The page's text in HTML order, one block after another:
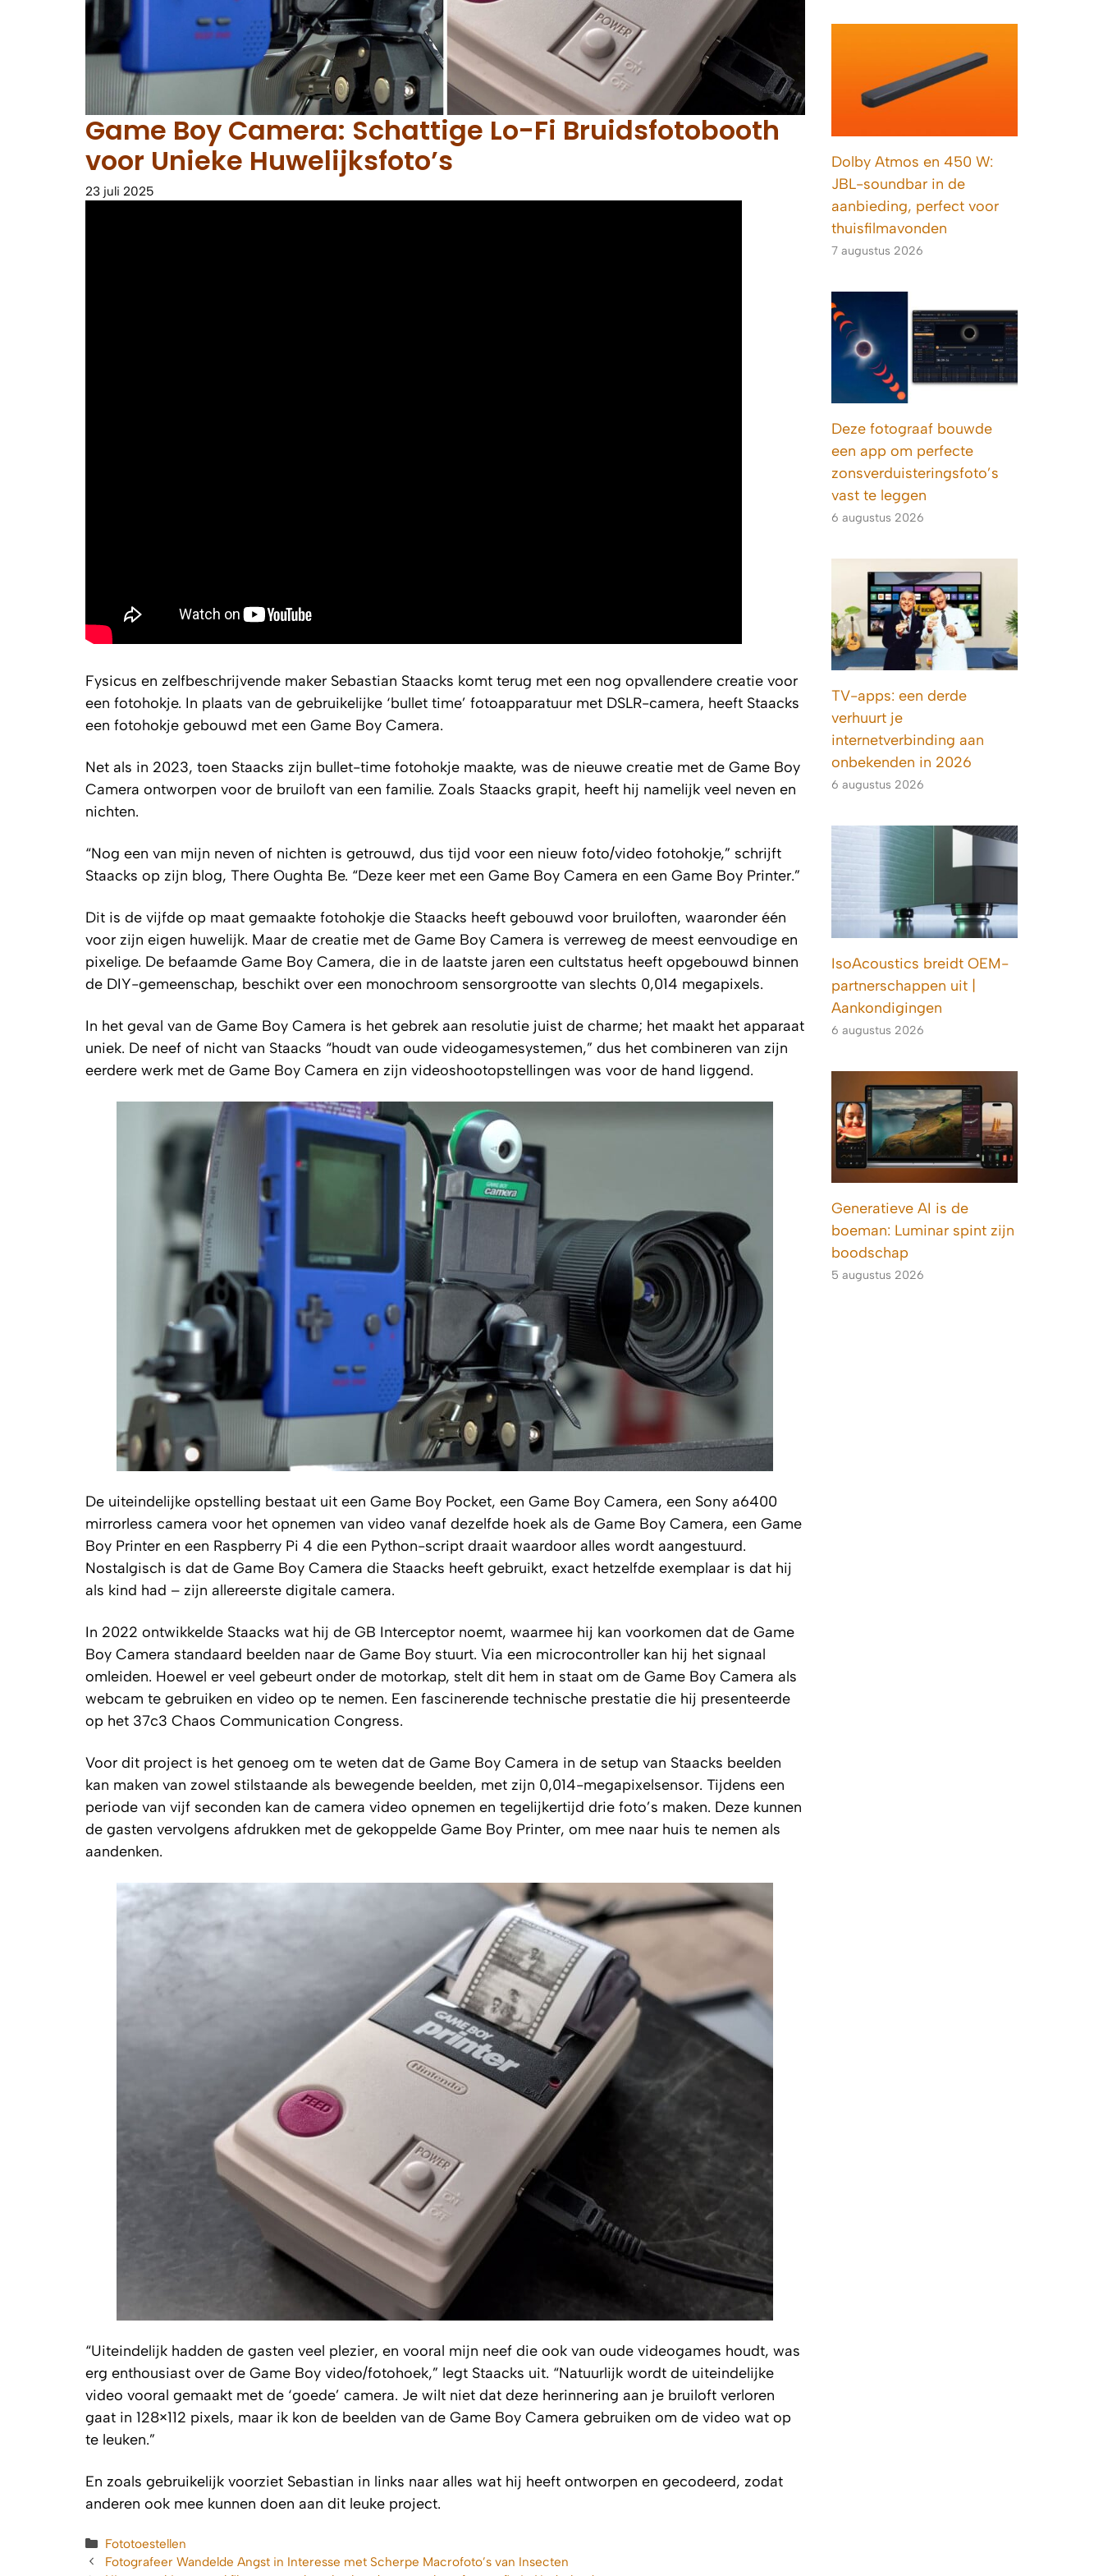
Game Boy Camera: Schattige Lo-Fi Bruidsfotobooth
voor Unieke Huwelijksfoto’s
23 juli 2025
Fysicus en zelfbeschrijvende maker Sebastian Staacks komt terug met een nog opvallendere creatie voor
een fotohokje. In plaats van de gebruikelijke ‘bullet time’ fotoapparatuur met DSLR-camera, heeft Staacks
een fotohokje gebouwd met een Game Boy Camera.
Net als in 2023, toen Staacks zijn bullet-time fotohokje maakte, was de nieuwe creatie met de Game Boy
Camera ontworpen voor de bruiloft van een familie. Zoals Staacks grapit, heeft hij namelijk veel neven en
nichten.
“Nog een van mijn neven of nichten is getrouwd, dus tijd voor een nieuw foto/video fotohokje,” schrijft
Staacks op zijn blog, There Oughta Be. “Deze keer met een Game Boy Camera en een Game Boy Printer.”
Dit is de vijfde op maat gemaakte fotohokje die Staacks heeft gebouwd voor bruiloften, waaronder één
voor zijn eigen huwelijk. Maar de creatie met de Game Boy Camera is verreweg de meest eenvoudige en
pixelige. De befaamde Game Boy Camera, die in de laatste jaren een cultstatus heeft opgebouwd binnen
de DIY-gemeenschap, beschikt over een monochroom sensorgrootte van slechts 0,014 megapixels.
In het geval van de Game Boy Camera is het gebrek aan resolutie juist de charme; het maakt het apparaat
uniek. De neef of nicht van Staacks “houdt van oude videogamesystemen,” dus het combineren van zijn
eerdere werk met de Game Boy Camera en zijn videoshootopstellingen was voor de hand liggend.
De uiteindelijke opstelling bestaat uit een Game Boy Pocket, een Game Boy Camera, een Sony a6400
mirrorless camera voor het opnemen van video vanaf dezelfde hoek als de Game Boy Camera, een Game
Boy Printer en een Raspberry Pi 4 die een Python-script draait waardoor alles wordt aangestuurd.
Nostalgisch is dat de Game Boy Camera die Staacks heeft gebruikt, exact hetzelfde exemplaar is dat hij
als kind had – zijn allereerste digitale camera.
In 2022 ontwikkelde Staacks wat hij de GB Interceptor noemt, waarmee hij kan voorkomen dat de Game
Boy Camera standaard beelden naar de Game Boy stuurt. Via een microcontroller kan hij het signaal
omleiden. Hoewel er veel gebeurt onder de motorkap, stelt dit hem in staat om de Game Boy Camera als
webcam te gebruiken en video op te nemen. Een fascinerende technische prestatie die hij presenteerde
op het 37c3 Chaos Communication Congress.
Voor dit project is het genoeg om te weten dat de Game Boy Camera in de setup van Staacks beelden
kan maken van zowel stilstaande als bewegende beelden, met zijn 0,014-megapixelsensor. Tijdens een
periode van vijf seconden kan de camera video opnemen en tegelijkertijd drie foto’s maken. Deze kunnen
de gasten vervolgens afdrukken met de gekoppelde Game Boy Printer, om mee naar huis te nemen als
aandenken.
“Uiteindelijk hadden de gasten veel plezier, en vooral mijn neef die ook van oude videogames houdt, was
erg enthousiast over de Game Boy video/fotohoek,” legt Staacks uit. “Natuurlijk wordt de uiteindelijke
video vooral gemaakt met de ‘goede’ camera. Je wilt niet dat deze herinnering aan je bruiloft verloren
gaat in 128×112 pixels, maar ik kon de beelden van de Game Boy Camera gebruiken om de video wat op
te leuken.”
En zoals gebruikelijk voorziet Sebastian in links naar alles wat hij heeft ontworpen en gecodeerd, zodat
anderen ook mee kunnen doen aan dit leuke project.
Categorieën
Fototoestellen
Fotografeer Wandelde Angst in Interesse met Scherpe Macrofoto’s van Insecten
Dolby Atmos en 450 W:
JBL-soundbar in de
aanbieding, perfect voor
thuisfilmavonden
7 augustus 2026
Deze fotograaf bouwde
een app om perfecte
zonsverduisteringsfoto’s
vast te leggen
6 augustus 2026
TV-apps: een derde
verhuurt je
internetverbinding aan
onbekenden in 2026
6 augustus 2026
IsoAcoustics breidt OEM-
partnerschappen uit |
Aankondigingen
6 augustus 2026
Generatieve AI is de
boeman: Luminar spint zijn
boodschap
5 augustus 2026